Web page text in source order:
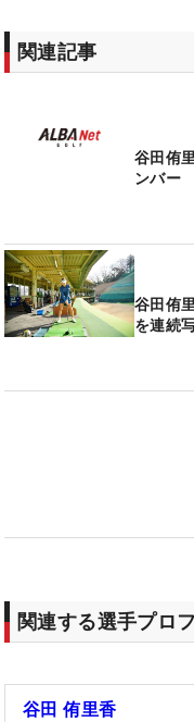
関連記事
谷田侑
ンバー
谷田侑
を連続
関連する選手プロ
谷田 侑里香